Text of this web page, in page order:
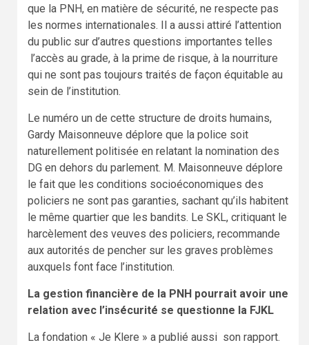
que la PNH, en matière de sécurité, ne respecte pas
les normes internationales. Il a aussi attiré l’attention
du public sur d’autres questions importantes telles
l’accès au grade, à la prime de risque, à la nourriture
qui ne sont pas toujours traités de façon équitable au
sein de l’institution.
Le numéro un de cette structure de droits humains,
Gardy Maisonneuve déplore que la police soit
naturellement politisée en relatant la nomination des
DG en dehors du parlement. M. Maisonneuve déplore
le fait que les conditions socioéconomiques des
policiers ne sont pas garanties, sachant qu’ils habitent
le même quartier que les bandits. Le SKL, critiquant le
harcèlement des veuves des policiers, recommande
aux autorités de pencher sur les graves problèmes
auxquels font face l’institution.
La gestion financière de la PNH pourrait avoir une
relation avec l’insécurité se questionne la FJKL
La fondation « Je Klere » a publié aussi son rapport.